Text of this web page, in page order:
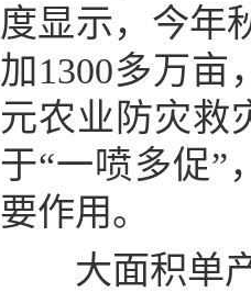
度显示，今年
加1300多万亩
元农业防灾救
于“一喷多促”
要作用。
大面积单产